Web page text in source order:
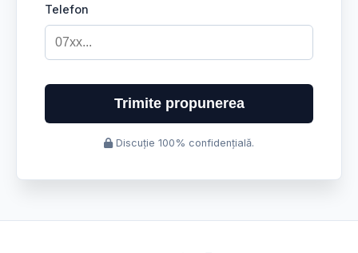
Telefon
Trimite propunerea
Discuție 100% confidențială.